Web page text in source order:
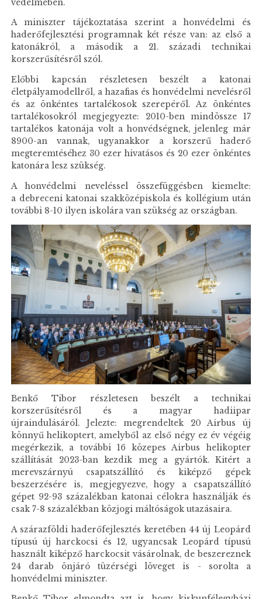
védelmében.
A miniszter tájékoztatása szerint a honvédelmi és
haderőfejlesztési programnak két része van: az első a
katonákról, a második a 21. századi technikai
korszerűsítésről szól.
Előbbi kapcsán részletesen beszélt a katonai
életpályamodellről, a hazafias és honvédelmi nevelésről
és az önkéntes tartalékosok szerepéről. Az önkéntes
tartalékosokról megjegyezte: 2010-ben mindössze 17
tartalékos katonája volt a honvédségnek, jelenleg már
8900-an vannak, ugyanakkor a korszerű haderő
megteremtéséhez 30 ezer hivatásos és 20 ezer önkéntes
katonára lesz szükség.
A honvédelmi neveléssel összefüggésben kiemelte:
a debreceni katonai szakközépiskola és kollégium után
további 8-10 ilyen iskolára van szükség az országban.
Benkő Tibor részletesen beszélt a technikai
korszerűsítésről és a magyar hadiipar
újraindulásáról. Jelezte: megrendeltek 20 Airbus új
könnyű helikoptert, amelyből az első négy ez év végéig
megérkezik, a további 16 közepes Airbus helikopter
szállítását 2023-ban kezdik meg a gyártók. Kitért a
merevszárnyú csapatszállító és kiképző gépek
beszerzésére is, megjegyezve, hogy a csapatszállító
gépet 92-93 százalékban katonai célokra használják és
csak 7-8 százalékban közjogi máltóságok utazásaira.
A szárazföldi haderőfejlesztés keretében 44 új Leopárd
típusú új harckocsi és 12, ugyancsak Leopárd típusú
használt kiképző harckocsit vásárolnak, de beszereznek
24 darab önjáró tüzérségi löveget is - sorolta a
honvédelmi miniszter.